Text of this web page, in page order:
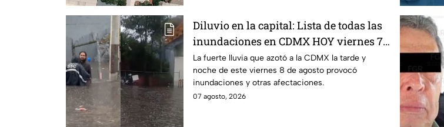
Diluvio en la capital: Lista de todas las
inundaciones en CDMX HOY viernes 7
de agosto
La fuerte lluvia que azotó a la CDMX la tarde y
noche de este viernes 8 de agosto provocó
inundaciones y otras afectaciones.
07 agosto, 2026